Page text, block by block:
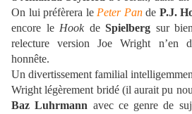
On lui préfèrera le Peter Pande P.J.
encore le Hookde Spielberg sur
relecture version Joe Wright n’en
honnête.
Un divertissement familial
Wright légèrement bridé (il aurait pu
Baz Luhrmann avec ce genre de